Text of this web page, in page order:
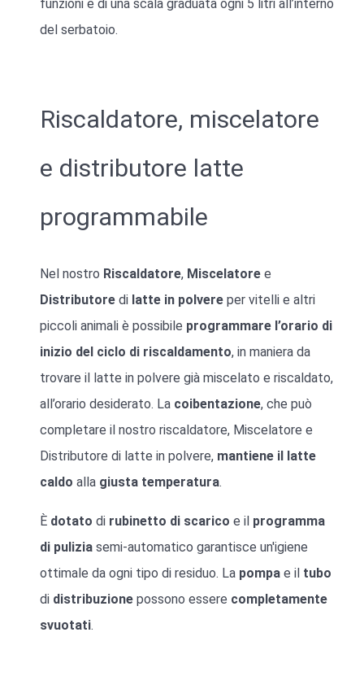
funzioni e di una scala graduata ogni 5 litri all’interno
del serbatoio.
Riscaldatore, miscelatore
e distributore latte
programmabile
Nel nostro Riscaldatore, Miscelatore e
Distributore di latte in polvere per vitelli e altri
piccoli animali è possibile programmare l’orario di
inizio del ciclo di riscaldamento, in maniera da
trovare il latte in polvere già miscelato e riscaldato,
all’orario desiderato. La coibentazione, che può
completare il nostro riscaldatore, Miscelatore e
Distributore di latte in polvere, mantiene il latte
caldo alla giusta temperatura.
È dotato di rubinetto di scarico e il programma
di pulizia semi-automatico garantisce un'igiene
ottimale da ogni tipo di residuo. La pompa e il tubo
di distribuzione possono essere completamente
svuotati.